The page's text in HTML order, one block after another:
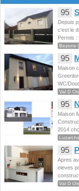
95
Depuis
c'est le
Permis :
Bezons
95
Maison
WC/
Val D
95
Maison
2014
95
Apres
eleves
Val D